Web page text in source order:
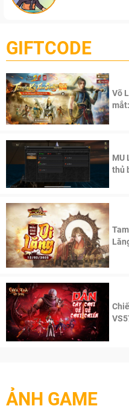
GIFTCODE
Võ
MU
thủ
ẢNH GAME